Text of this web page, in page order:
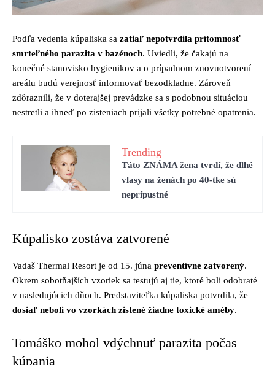
Podľa vedenia kúpaliska sa zatiaľ nepotvrdila prítomnosť
smrteľného parazita v bazénoch. Uviedli, že čakajú na
konečné stanovisko hygienikov a o prípadnom znovuotvorení
areálu budú verejnosť informovať bezodkladne. Zároveň
zdôraznili, že v doterajšej prevádzke sa s podobnou situáciou
nestretli a ihneď po zisteniach prijali všetky potrebné opatrenia.
Trending
Táto ZNÁMA žena tvrdí, že dlhé
vlasy na ženách po 40-tke sú
neprípustné
Kúpalisko zostáva zatvorené
Vadaš Thermal Resort je od 15. júna preventívne zatvorený.
Okrem sobotňajších vzoriek sa testujú aj tie, ktoré boli odobraté
v nasledujúcich dňoch. Predstaviteľka kúpaliska potvrdila, že
dosiaľ neboli vo vzorkách zistené žiadne toxické améby.
Tomáško mohol vdýchnuť parazita počas
kúpania